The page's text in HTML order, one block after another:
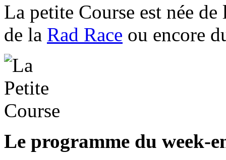
La petite Course est née
de la Rad Race ou encore
Le programme du week-